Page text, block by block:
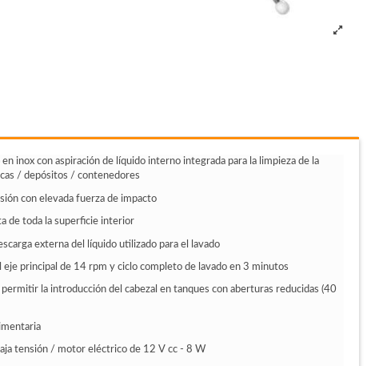
inox con aspiración de líquido interno integrada para la limpieza de la
/ depósitos / contenedores
con elevada fuerza de impacto
de toda la superficie interior
externa del líquido utilizado para el lavado
eje principal de 14 rpm y ciclo completo de lavado en 3 minutos
la introducción del cabezal en tanques con aberturas reducidas (40
tensión / motor eléctrico de 12 V cc - 8 W